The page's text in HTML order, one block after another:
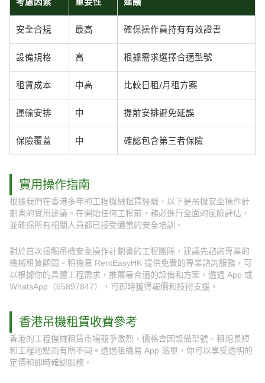
安全合規 最高 確保操作員持有有效證書
設備規格 高 根據需求選擇合適型號
租賃成本 中高 比較日租/月租方案
運輸安排 中 提前安排避免延誤
保險覆蓋 中 確認包含第三者保險
實用操作指南
根據我們在香港多年的工程機械租賃經驗，以下是吊機安全操作計
劃書的實用建議。在開始任何工程前，務必進行全面的風險評估，
並確保所有相關人員都已接受適當的安全培訓。
對於首次接觸吊機安全操作計劃書的工程團隊，建議先諮詢專業的
機械租賃顧問。租機易 RentEasyHK 提供免費的專業諮詢服務，可
以根據你的具體工程需求，推薦最合適的設備和方案。透過 App 或
WhatsApp（65897847），可即時獲得報價和技術支援。
香港吊機租賃收費參考
香港的工程機械租賃市場競爭激烈，價格會因設備型號、租期長短
和工程地點而有所不同。透過租機易 App 落單，你可以享受透明的
定價和即時確認服務。